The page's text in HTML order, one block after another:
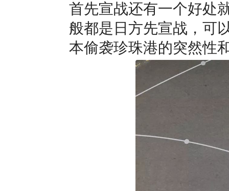
首先宣战还有一个好处
般都是日方先宣战，可
本偷袭珍珠港的突然性